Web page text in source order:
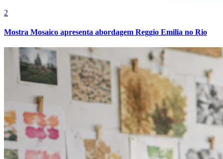
2
Mostra Mosaico apresenta abordagem Reggio Emilia no Rio